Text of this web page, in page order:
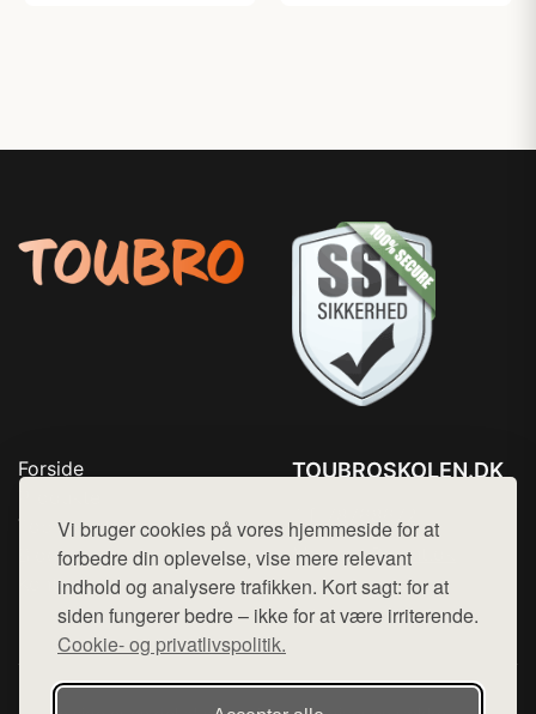
Vi bruger cookies på vores hjemmeside for at
forbedre din oplevelse, vise mere relevant
indhold og analysere trafikken. Kort sagt: for at
siden fungerer bedre – ikke for at være irriterende.
Cookie- og privatlivspolitik.
Forside
Top Rabatter
Blog
Kontakt
TOUBROSKOLEN.DK
Mail: hej@want.dk
Cookie- og privatlivspolitik